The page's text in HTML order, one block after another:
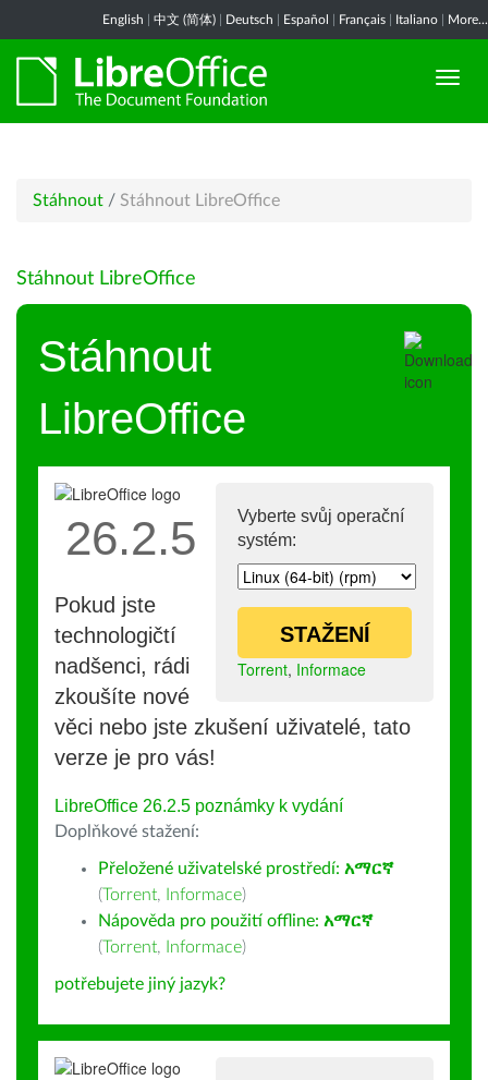
English 中文 (简体) Deutsch Español Français Italiano More...
Stáhnout / Stáhnout LibreOffice
Stáhnout LibreOffice
Stáhnout
LibreOffice
Vyberte svůj operační
systém:
STAŽENÍ
Torrent, Informace
26.2.5
Pokud jste
technologičtí
nadšenci, rádi
zkoušíte nové
věci nebo jste zkušení uživatelé, tato
verze je pro vás!
LibreOffice 26.2.5 poznámky k vydání
Doplňkové stažení:
Přeložené uživatelské prostředí: አማርኛ
(Torrent, Informace)
Nápověda pro použití offline: አማርኛ
(Torrent, Informace)
potřebujete jiný jazyk?